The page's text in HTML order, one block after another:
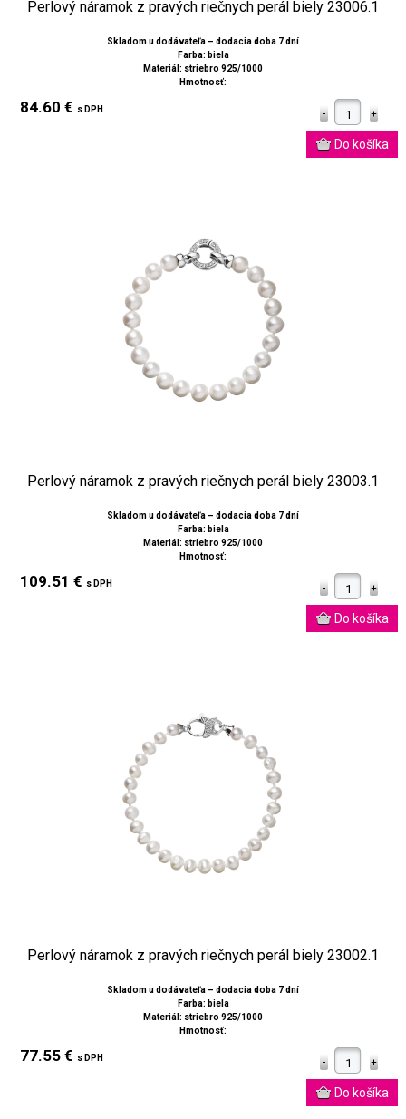
Perlový náramok z pravých riečnych perál biely 23006.1
Skladom u dodávateľa – dodacia doba 7 dní
Farba: biela
Materiál: striebro 925/1000
Hmotnosť:
84.60 € s DPH
Perlový náramok z pravých riečnych perál biely 23003.1
Skladom u dodávateľa – dodacia doba 7 dní
Farba: biela
Materiál: striebro 925/1000
Hmotnosť:
109.51 € s DPH
Perlový náramok z pravých riečnych perál biely 23002.1
Skladom u dodávateľa – dodacia doba 7 dní
Farba: biela
Materiál: striebro 925/1000
Hmotnosť:
77.55 € s DPH